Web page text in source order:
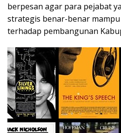
berpesan agar para pejabat
strategis benar-benar
terhadap pembangunan